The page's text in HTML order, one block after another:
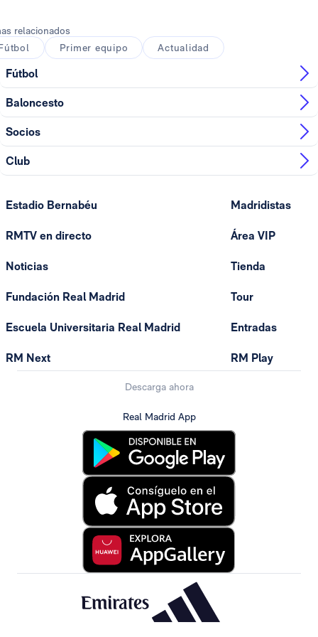
relacionados
Primer equipo Actualidad
Fútbol
Baloncesto
Socios
Club
Estadio Bernabéu
RMTV en directo
Noticias
Fundación Real Madrid
Escuela Universitaria Real Madrid
RM Next
Madridistas
Área VIP
Tienda
Tour
Entradas
RM Play
Descarga ahora
Real Madrid App